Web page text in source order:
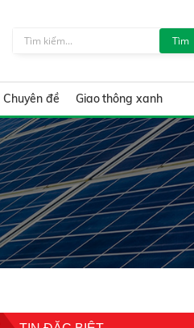
Tìm
Chuyên đề Giao thông xanh